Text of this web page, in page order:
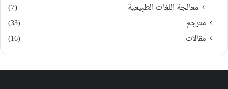
معالجة اللغات الطبيعية
(7)
مترجم
(33)
مقالات
(16)